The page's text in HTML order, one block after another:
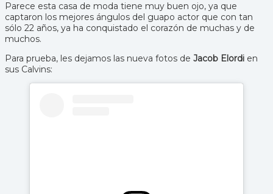
Parece esta casa de moda tiene muy buen ojo, ya que
captaron los mejores ángulos del guapo actor que con tan
sólo 22 años, ya ha conquistado el corazón de muchas y de
muchos.
Para prueba, les dejamos las nueva fotos de Jacob Elordi en
sus Calvins: